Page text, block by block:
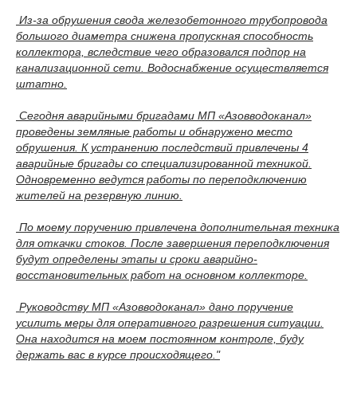
Из-за обрушения свода железобетонного трубопровода
большого диаметра снижена пропускная способность
коллектора, вследствие чего образовался подпор на
канализационной сети. Водоснабжение осуществляется
штатно.
Сегодня аварийными бригадами МП «Азовводоканал»
проведены земляные работы и обнаружено место
обрушения. К устранению последствий привлечены 4
аварийные бригады со специализированной техникой.
Одновременно ведутся работы по переподключению
жителей на резервную линию.
По моему поручению привлечена дополнительная техника
для откачки стоков. После завершения переподключения
будут определены этапы и сроки аварийно-
восстановительных работ на основном коллекторе.
Руководству МП «Азовводоканал» дано поручение
усилить меры для оперативного разрешения ситуации.
Она находится на моем постоянном контроле, буду
держать вас в курсе происходящего."